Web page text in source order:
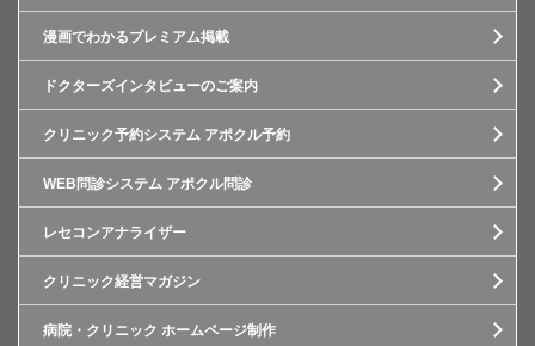
漫画でわかるプレミアム掲載
ドクターズインタビューのご案内
クリニック予約システム アポクル予約
WEB問診システム アポクル問診
レセコンアナライザー
クリニック経営マガジン
病院・クリニック ホームページ制作